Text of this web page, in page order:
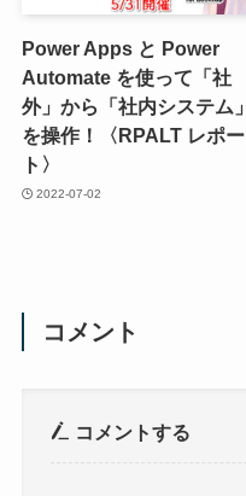
Power Apps と Power
Automate を使って「社
外」から「社内システム」
を操作！〈RPALT レポー
ト〉
2022-07-02
コメント
コメントする